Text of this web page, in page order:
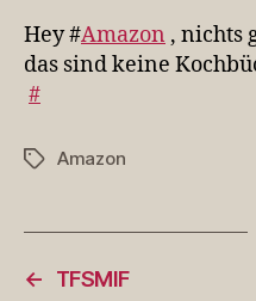
Hey #Amazon , nichts
das sind keine
#
Schlagwörter
Amazon
←
TFSMIF